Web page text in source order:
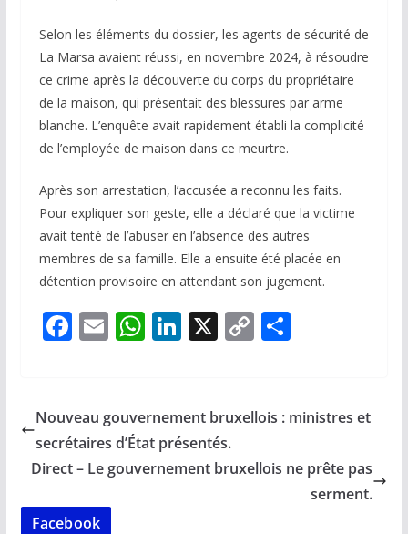
Selon les éléments du dossier, les agents de sécurité de
La Marsa avaient réussi, en novembre 2024, à résoudre
ce crime après la découverte du corps du propriétaire
de la maison, qui présentait des blessures par arme
blanche. L’enquête avait rapidement établi la complicité
de l’employée de maison dans ce meurtre.
Après son arrestation, l’accusée a reconnu les faits.
Pour expliquer son geste, elle a déclaré que la victime
avait tenté de l’abuser en l’absence des autres
membres de sa famille. Elle a ensuite été placée en
détention provisoire en attendant son jugement.
F
b
o
o
k
E
l
W
s
A
p
Li
e
dI
n
X C
y
n
P
g
Nouveau gouvernement bruxellois : ministres et
secrétaires d’État présentés.
Direct – Le gouvernement bruxellois ne prête pas
serment.
Facebook